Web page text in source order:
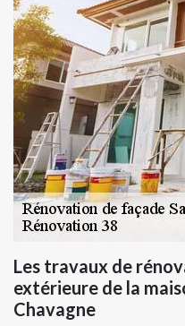
Les travaux de
extérieure de la
Chavagne